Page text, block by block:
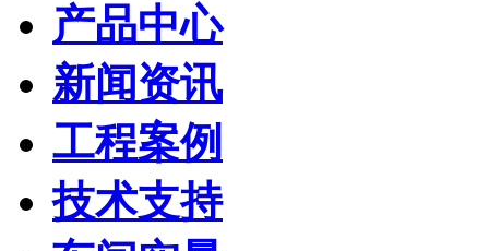
产品中心
新闻资讯
工程案例
技术支持